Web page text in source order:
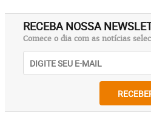
RECEBA NOSSA
Comece o dia com as notícias